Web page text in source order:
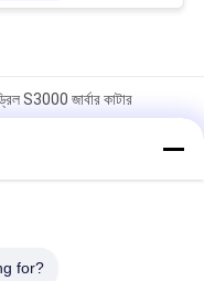
S3000 জার্বার কাটার
০পিএন-ডব্লিউডব্লিউ
গারবার কাটার জন্য
for?